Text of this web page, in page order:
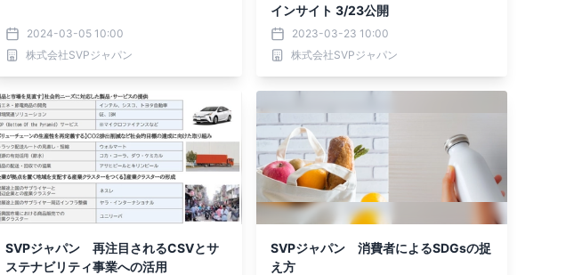
2024-03-05 10:00
株式会社SVPジャパン
インサイト 3/23公開
2023-03-23 10:00
株式会社SVPジャパン
SVPジャパン 再注目されるCSVとサ
ステナビリティ事業への活用
SVPジャパン 消費者によるSDGsの捉
え方